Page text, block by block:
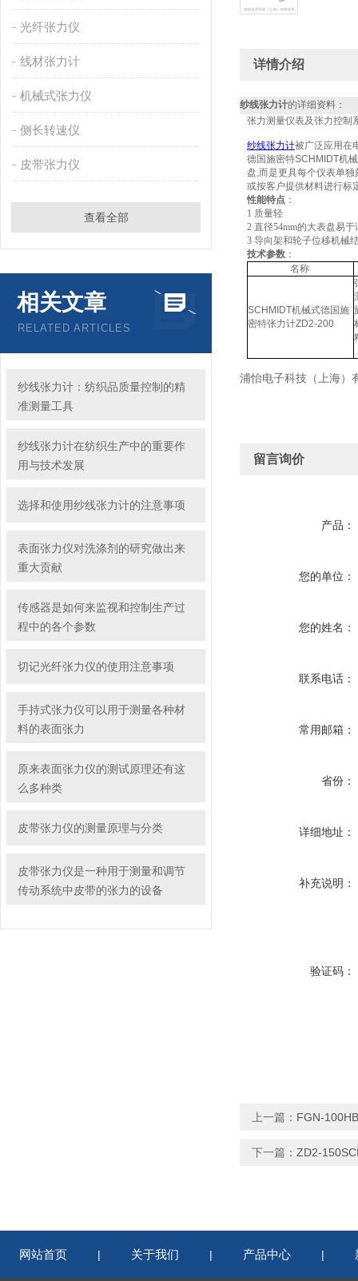
光纤张力仪
线材张力计
机械式张力仪
侧长转速仪
皮带张力仪
查看全部
相关文章
RELATED ARTICLES
纱线张力计：纺织品质量控制的精
准测量工具
纱线张力计在纺织生产中的重要作
用与技术发展
选择和使用纱线张力计的注意事项
表面张力仪对洗涤剂的研究做出来
重大贡献
传感器是如何来监视和控制生产过
程中的各个参数
切记光纤张力仪的使用注意事项
手持式张力仪可以用于测量各种材
料的表面张力
原来表面张力仪的测试原理还有这
么多种类
皮带张力仪的测量原理与分类
皮带张力仪是一种用于测量和调节
传动系统中皮带的张力的设备
详情介绍
纱线张力计的详细资料：
张力测量仪表及张力控制
纱线张力计被广泛应用在
德国施密特SCHMIDT机
盘,而是更具每个仪表单
或按客户提供材料进行标
性能特点 ：
1 质量轻
2 直径54mm的大表盘易于
3 导向架和轮子位移机械
技术参数 ：
名称
SCHMIDT机械式德国施
密特张力计ZD2-200
浦怡电子科技（上海）
留言询价
产品：
您的单位：
您的姓名：
联系电话：
常用邮箱：
省份：
详细地址：
补充说明：
验证码：
上一篇： FGN-
下一篇： ZD2-
网站首页 | 关于我们 | 产品中心 |